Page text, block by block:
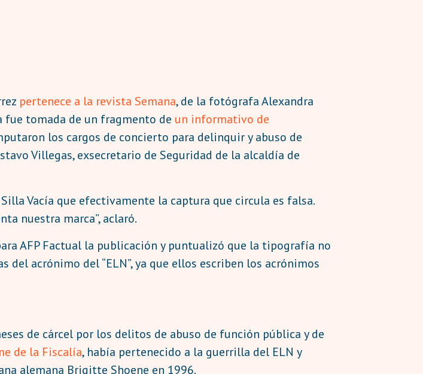
pertenece a la revista Semana, de la fotógrafa Alexandra
fue tomada de un fragmento de un informativo de
los cargos de concierto para delinquir y abuso de
Villegas, exsecretario de Seguridad de la alcaldía de
Vacía que efectivamente la captura que circula es falsa.
nuestra marca”, aclaró.
AFP Factual la publicación y puntualizó que la tipografía no
acrónimo del “ELN”, ya que ellos escriben los acrónimos
de cárcel por los delitos de abuso de función pública y de
de la Fiscalía, había pertenecido a la guerrilla del ELN y
alemana Brigitte Shoene en 1996.